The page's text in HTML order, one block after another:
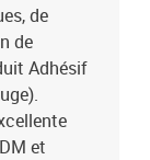
de
de
Adhésif
et